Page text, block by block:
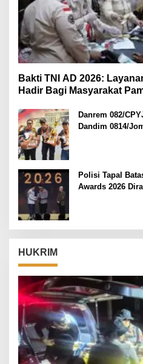
Bakti TNI AD 2026:
Hadir Bagi Masyarakat
Danrem 082/
Dandim 0814/
Polisi Tapal
Awards 2026
HUKRIM